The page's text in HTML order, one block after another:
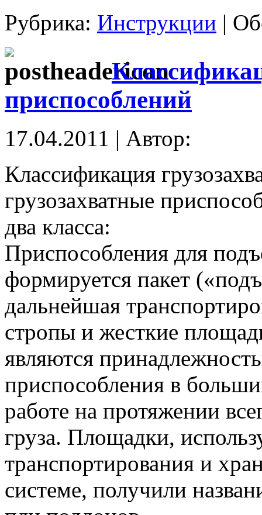
Рубрика: Инструкции |
приспособлений
17.04.2011 | Автор:
Классификация
грузозахватные
два класса:
Приспособления для
формируется пакет
дальнейшая
стропы и жесткие
являются
приспособления в
работе на протяжении
груза. Площадки,
транспортирования и
системе, получили